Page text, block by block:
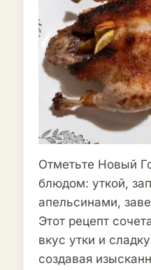
Отметьте Новый
блюдом: уткой,
апельсинами,
Этот рецепт
вкус утки и
создавая